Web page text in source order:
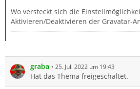
Wo versteckt sich die
Aktivieren/Deaktivieren der Gravatar-
graba 25. Juli 2022 um 19:43
Hat das Thema freigeschaltet.